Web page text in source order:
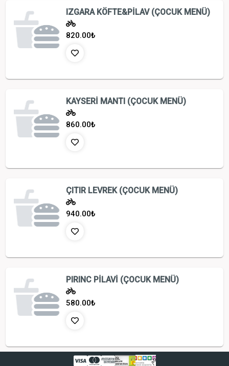
IZGARA KÖFTE&PİLAV (ÇOCUK MENÜ)
820.00₺
KAYSERİ MANTI (ÇOCUK MENÜ)
860.00₺
ÇITIR LEVREK (ÇOCUK MENÜ)
940.00₺
PIRINC PİLAVİ (ÇOCUK MENÜ)
580.00₺